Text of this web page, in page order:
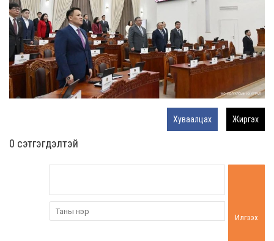
Хуваалцах Жиргэх
0 cэтгэгдэлтэй
Илгээх